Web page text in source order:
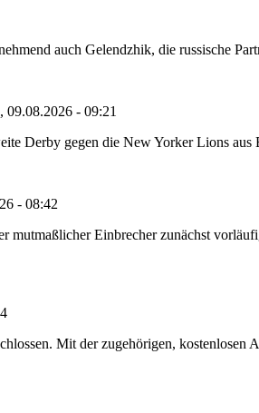
auch Gelendzhik, die russische
09.08.2026 - 09:21
Derby gegen die New Yorker Lions
- 08:42
mutmaßlicher Einbrecher zunächst
Mit der zugehörigen,